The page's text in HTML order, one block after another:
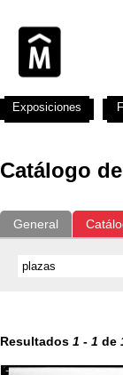
Catálogo
General
Resultados 1 - 1 de
Exposiciones